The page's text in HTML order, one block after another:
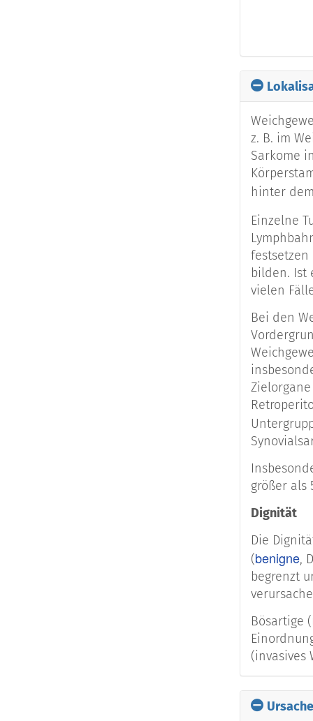
eigentlich
es sich
Häufigkeit
Sarkom-
Malignes
Liposarkom
z. B. im
Sarkome
hinter dem
Einzelne
festsetzen
bilden. Ist
vielen
Bei den
größer als
Dignität
Die
(benigne,
begrenzt
Bösartige
(invasives